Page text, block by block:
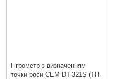
Гігрометр з визначенням
точки роси CEM DT-321S (TH-